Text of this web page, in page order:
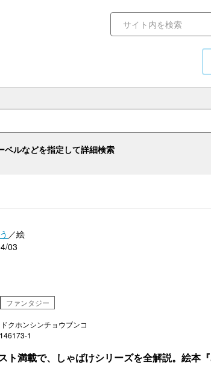
ベルなどを指定して詳細検索
／絵
03
ファンタジー
クホンシンチョウブンコ
1
ト満載で、しゃばけシリーズを全解説。絵本『